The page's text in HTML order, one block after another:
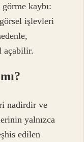
kaybı:
işlevleri
açabilir.
nadirdir ve
yalnızca
edilen